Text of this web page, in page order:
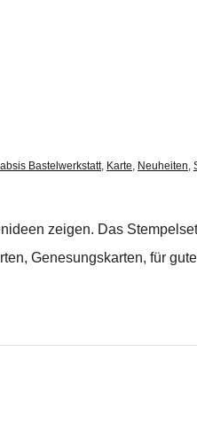
Bastelwerkstatt, Karte, Neuheiten,
zeigen. Das
Genesungskarten, für